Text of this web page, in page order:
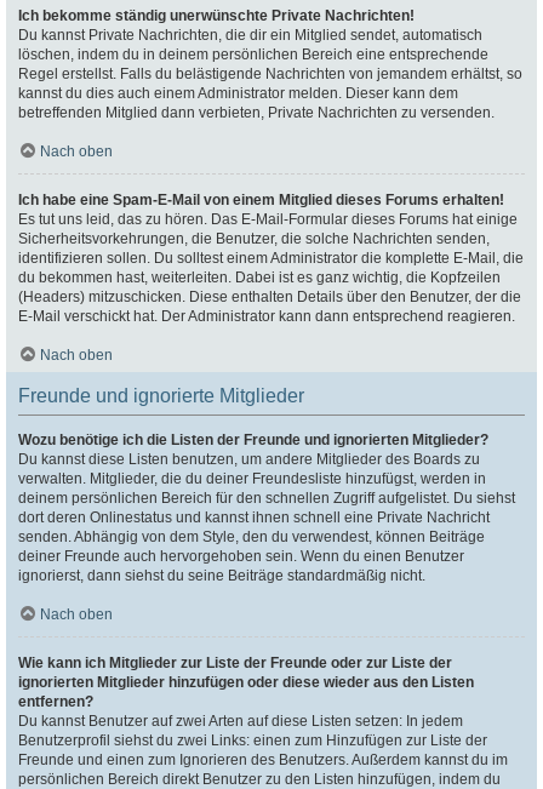
Ich bekomme ständig unerwünschte Private Nachrichten!
Du kannst Private Nachrichten, die dir ein Mitglied sendet, automatisch
löschen, indem du in deinem persönlichen Bereich eine entsprechende
Regel erstellst. Falls du belästigende Nachrichten von jemandem erhältst, so
kannst du dies auch einem Administrator melden. Dieser kann dem
betreffenden Mitglied dann verbieten, Private Nachrichten zu versenden.
Nach oben
Ich habe eine Spam-E-Mail von einem Mitglied dieses Forums erhalten!
Es tut uns leid, das zu hören. Das E-Mail-Formular dieses Forums hat einige
Sicherheitsvorkehrungen, die Benutzer, die solche Nachrichten senden,
identifizieren sollen. Du solltest einem Administrator die komplette E-Mail, die
du bekommen hast, weiterleiten. Dabei ist es ganz wichtig, die Kopfzeilen
(Headers) mitzuschicken. Diese enthalten Details über den Benutzer, der die
E-Mail verschickt hat. Der Administrator kann dann entsprechend reagieren.
Nach oben
Freunde und ignorierte Mitglieder
Wozu benötige ich die Listen der Freunde und ignorierten Mitglieder?
Du kannst diese Listen benutzen, um andere Mitglieder des Boards zu
verwalten. Mitglieder, die du deiner Freundesliste hinzufügst, werden in
deinem persönlichen Bereich für den schnellen Zugriff aufgelistet. Du siehst
dort deren Onlinestatus und kannst ihnen schnell eine Private Nachricht
senden. Abhängig von dem Style, den du verwendest, können Beiträge
deiner Freunde auch hervorgehoben sein. Wenn du einen Benutzer
ignorierst, dann siehst du seine Beiträge standardmäßig nicht.
Nach oben
Wie kann ich Mitglieder zur Liste der Freunde oder zur Liste der
ignorierten Mitglieder hinzufügen oder diese wieder aus den Listen
entfernen?
Du kannst Benutzer auf zwei Arten auf diese Listen setzen: In jedem
Benutzerprofil siehst du zwei Links: einen zum Hinzufügen zur Liste der
Freunde und einen zum Ignorieren des Benutzers. Außerdem kannst du im
persönlichen Bereich direkt Benutzer zu den Listen hinzufügen, indem du